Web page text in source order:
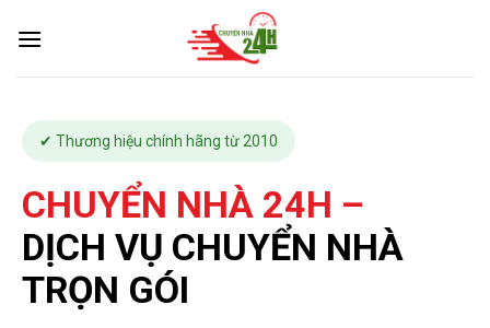
✔ Thương hiệu chính hãng từ 2010
CHUYỂN NHÀ 24H –
DỊCH VỤ CHUYỂN NHÀ
TRỌN GÓI